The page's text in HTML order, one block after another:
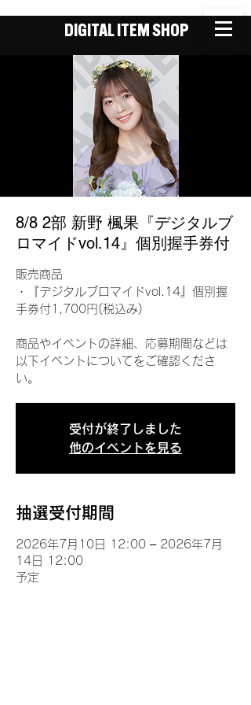
DIGITAL ITEM SHOP
8/8 2部 新野 楓果『デジタルブ
ロマイドvol.14』個別握手券付
販売商品
・『デジタルブロマイドvol.14』個別握
手券付1,700円(税込み)
商品やイベントの詳細、応募期間などは
以下イベントについてをご確認くださ
い。
受付が終了しました
他のイベントを見る
抽選受付期間
2026年7月10日 12:00 – 2026年7月
14日 12:00
予定